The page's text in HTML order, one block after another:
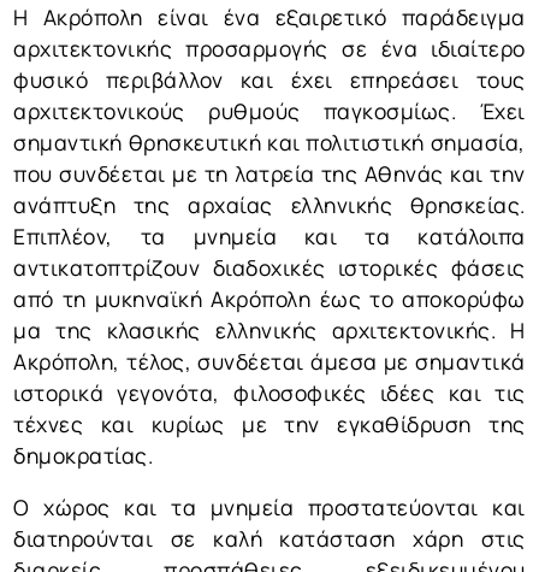
Η Ακρόπολη είναι ένα εξαιρετικό παράδειγμα
αρχιτεκτονικής προσαρμογής σε ένα ιδιαίτερο
φυσικό περιβάλλον και έχει επηρεάσει τους
αρχιτεκτονικούς ρυθμούς παγκοσμίως. Έχει
σημαντική θρησκευτική και πολιτιστική σημασία,
που συνδέεται με τη λατρεία της Αθηνάς και την
ανάπτυξη της αρχαίας ελληνικής θρησκείας.
Επιπλέον, τα μνημεία και τα κατάλοιπα
αντικατοπτρίζουν διαδοχικές ιστορικές φάσεις
από τη μυκηναϊκή Ακρόπολη έως το αποκορύφω
μα της κλασικής ελληνικής αρχιτεκτονικής. Η
Ακρόπολη, τέλος, συνδέεται άμεσα με σημαντικά
ιστορικά γεγονότα, φιλοσοφικές ιδέες και τις
τέχνες και κυρίως με την εγκαθίδρυση της
δημοκρατίας.
Ο χώρος και τα μνημεία προστατεύονται και
διατηρούνται σε καλή κατάσταση χάρη στις